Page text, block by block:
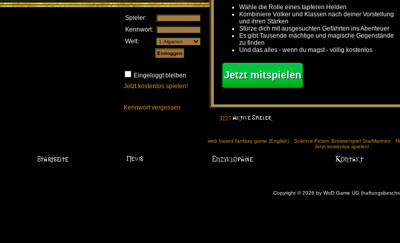
Spieler:
Kennwort:
Welt:
Eingeloggt bleiben
Jetzt kostenlos spielen!
Kennwort vergessen
Wähle die Rolle eines tapferen Helden
Kombiniere Völker und Klassen nach deiner Vorstellung
und ihren Stärken
Stürze dich mit ausgesuchten Gefährten ins Abenteuer
Es gibt Tausende mächtige und magische Gegenstände
zu finden
Und das alles - wenn du magst - völlig kostenlos
Jetzt mitspielen
web based fantasy game (English) Science-Fiction Browserspiel StarMarines
Jetzt kostenlos spielen!
Copyright © 2026 by WoD Game UG